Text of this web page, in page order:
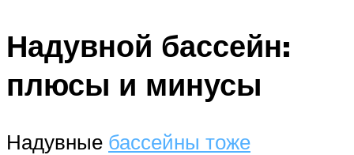
Надувной бассейн:
плюсы и минусы
Надувные бассейны тоже